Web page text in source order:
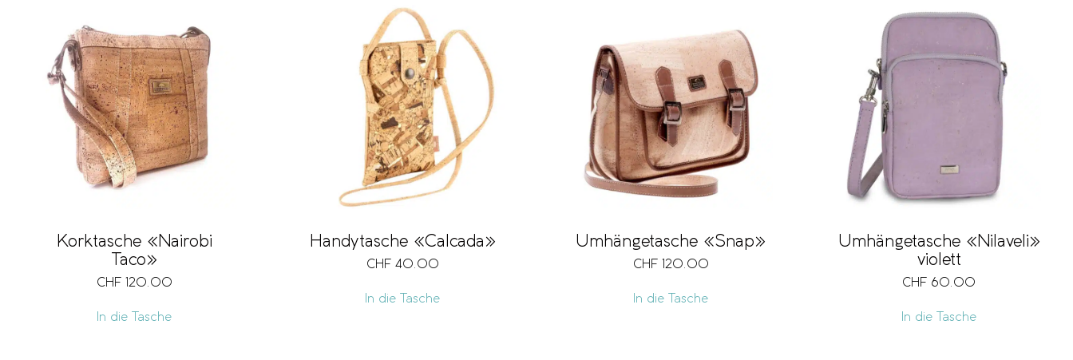
Korktasche «Nairobi
Taco»
CHF 120.00
In die Tasche
Handytasche «Calcada»
CHF 40.00
In die Tasche
Umhängetasche «Snap»
CHF 120.00
In die Tasche
Umhängetasche «Nilaveli»
violett
CHF 60.00
In die Tasche